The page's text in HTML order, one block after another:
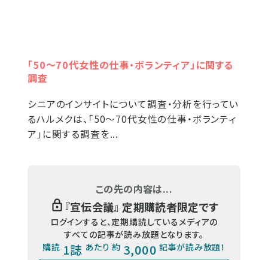
「50～70代女性の仕事・ボランティア」に関する
調査
シニアのインサイトについて調査・分析を行ってい
るハルメクは、「50～70代女性の仕事・ボランティ
ア」に関する調査を...
この先の内容は...
『宣伝会議』 定期購読者限定です
ログインすると、定期購読しているメディアの
すべての記事が読み放題となります。
購読 1誌 あたり 約 3,000 記事が読み放題！